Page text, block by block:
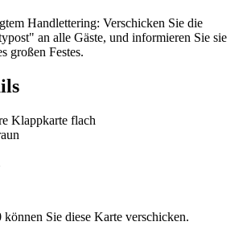
Handlettering: Verschicken Sie die
an alle Gäste, und informieren Sie sie
großen Festes.
Klappkarte flach
Sie diese Karte verschicken.